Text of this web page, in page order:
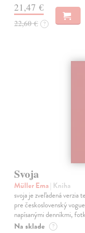
21,47 €
22,60 € ?
Svoja
Müller Ema| Kniha
svoja je zveľadená verzia
pre československý
napísanými denníkmi,
Na sklade ?